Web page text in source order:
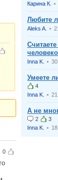
0
Карина К.
Любите
Aleks A.
Inna K.
Умеете
4
Inna K.
А не
2
3
Inna K.